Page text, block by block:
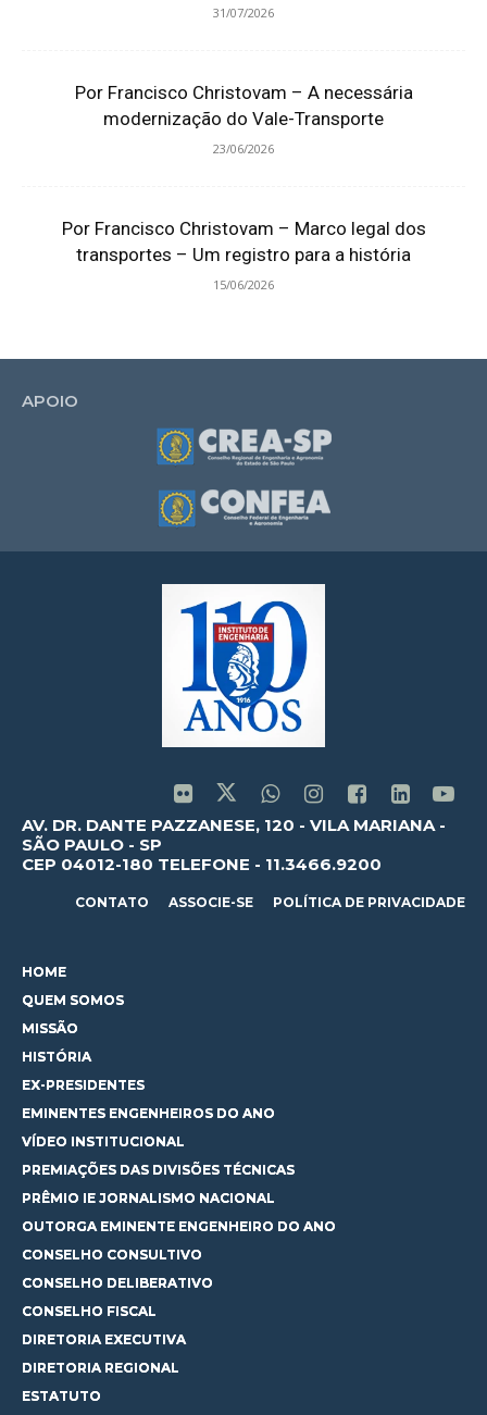
31/07/2026
Por Francisco Christovam – A necessária
modernização do Vale-Transporte
23/06/2026
Por Francisco Christovam – Marco legal dos
transportes – Um registro para a história
15/06/2026
APOIO
AV. DR. DANTE PAZZANESE, 120 - VILA MARIANA -
SÃO PAULO - SP
CEP 04012-180 TELEFONE - 11.3466.9200
CONTATO ASSOCIE-SE POLÍTICA DE PRIVACIDADE
HOME
QUEM SOMOS
MISSÃO
HISTÓRIA
EX-PRESIDENTES
EMINENTES ENGENHEIROS DO ANO
VÍDEO INSTITUCIONAL
PREMIAÇÕES DAS DIVISÕES TÉCNICAS
PRÊMIO IE JORNALISMO NACIONAL
OUTORGA EMINENTE ENGENHEIRO DO ANO
CONSELHO CONSULTIVO
CONSELHO DELIBERATIVO
CONSELHO FISCAL
DIRETORIA EXECUTIVA
DIRETORIA REGIONAL
ESTATUTO